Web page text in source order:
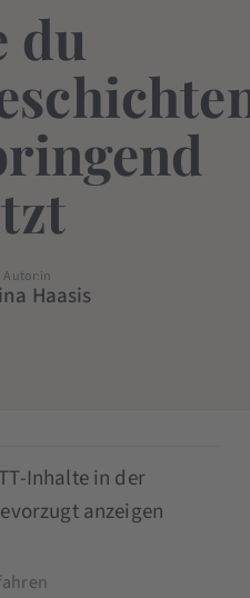
du
Autor:in
Haasis
Inhalte in der
anzeigen